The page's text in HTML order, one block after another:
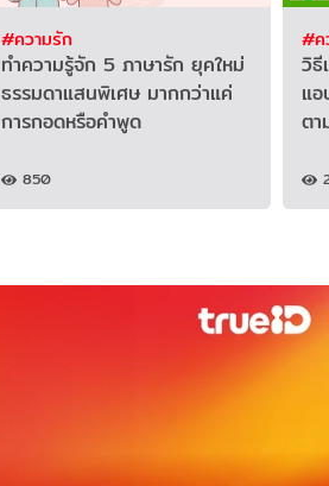
#ความรัก
ทำความรู้จัก 5 ภาษารัก ยุคใหม่
ธรรมดาแสนพิเศษ มากกว่าแค่
การกอดหรือคำพูด
850
#ค
วิธี
แ
ตา